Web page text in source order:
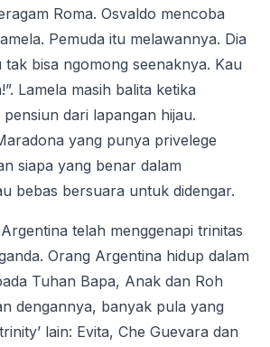
Roma. Osvaldo mencoba
Pemuda itu melawannya. Dia
bisa ngomong seenaknya. Kau
Lamela masih balita ketika
dari lapangan hijau.
yang punya privelege
siapa yang benar dalam
bebas bersuara untuk didengar.
telah menggenapi trinitas
Orang Argentina hidup dalam
Tuhan Bapa, Anak dan Roh
dengannya, banyak pula yang
lain: Evita, Che Guevara dan